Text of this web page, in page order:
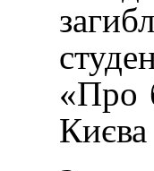
«Про
Києва